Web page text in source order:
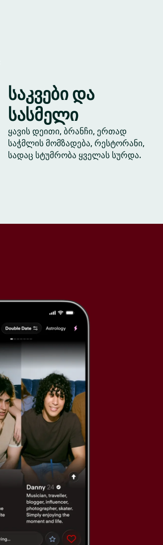
საკვები და
სასმელი
ყავის დეითი, ბრანჩი, ერთად
საჭმლის მომზადება, რესტორანი,
სადაც სტუმრობა ყველას სურდა.